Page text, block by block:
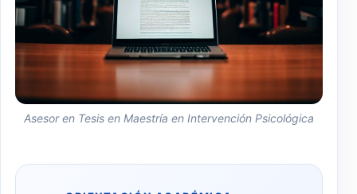
Asesor en Tesis en Maestría en Intervención Psicológica